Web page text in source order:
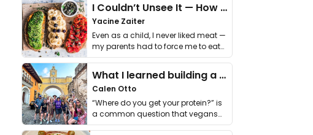
I Couldn’t Unsee It — How Thailand Turned My Beliefs Into Action⁠
Yacine Zaiter
Even as a child, I never liked meat —
my parents had to force me to eat
it. I …
What I learned building a queer vegan travel brand
Calen Otto
“Where do you get your protein?” is
a common question that vegans
get asked. …